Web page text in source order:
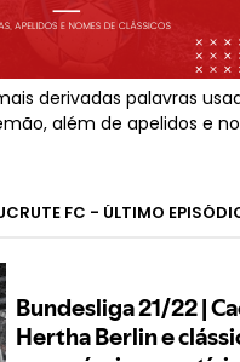
derivadas palavras
além de apelidos e
FC - ÚLTIMO